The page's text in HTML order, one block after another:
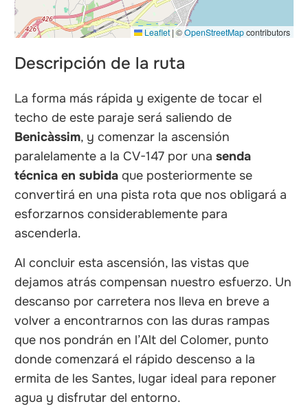
Leaflet|©OpenStreetMapcontributors
Descripción de la ruta
La forma más rápida y exigente de tocar el
techo de este paraje será saliendo de
Benicàssim, y comenzar la ascensión
paralelamente a la CV-147 por unasenda
técnica en subida que posteriormente se
convertirá en una pista rota que nos obligará a
esforzarnos considerablemente para
ascenderla.
Al concluir esta ascensión, las vistas que
dejamos atrás compensan nuestro esfuerzo. Un
descanso por carretera nos lleva en breve a
volver a encontrarnos con las duras rampas
que nos pondrán en l’Alt del Colomer, punto
donde comenzará el rápido descenso a la
ermita de les Santes, lugar ideal para reponer
agua y disfrutar del entorno.